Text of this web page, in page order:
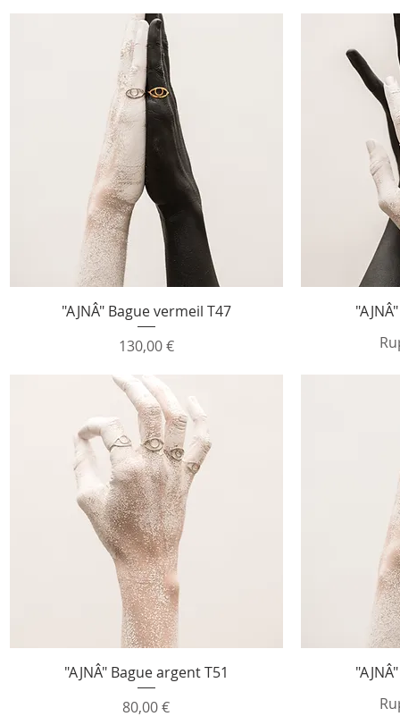
Aperçu rapide
"AJNÂ" Bague vermeil T47
Prix
130,00 €
Aperçu rapide
"AJNÂ" Bague argent T51
Prix
80,00 €